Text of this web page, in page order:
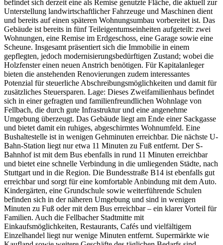
befindet sich derzeit eine als Remise genutzte Fläche, die aktuell zur
Unterstellung landwirtschaftlicher Fahrzeuge und Maschinen dient
und bereits auf einen späteren Wohnungsumbau vorbereitet ist. Das
Gebäude ist bereits in fünf Teileigentumseinheiten aufgeteilt: zwei
Wohnungen, eine Remise im Erdgeschoss, eine Garage sowie eine
Scheune. Insgesamt präsentiert sich die Immobilie in einem
gepflegten, jedoch modernisierungsbedürftigen Zustand; wobei die
Holzfenster einen neuen Anstrich benötigen. Für Kapitalanleger
bieten die anstehenden Renovierungen zudem interessantes
Potenzial für steuerliche Abschreibungsmöglichkeiten und damit für
zusätzliches Steuersparen. Lage: Dieses Zweifamilienhaus befindet
sich in einer gefragten und familienfreundlichen Wohnlage von
Fellbach, die durch gute Infrastruktur und eine angenehme
Umgebung überzeugt. Das Gebäude liegt am Ende einer Sackgasse
und bietet damit ein ruhiges, abgeschirmtes Wohnumfeld. Eine
Bushaltestelle ist in wenigen Gehminuten erreichbar. Die nächste U-
Bahn-Station liegt nur etwa 11 Minuten zu Fuß entfernt. Der S-
Bahnhof ist mit dem Bus ebenfalls in rund 11 Minuten erreichbar
und bietet eine schnelle Verbindung in die umliegenden Städte, nach
Stuttgart und in die Region. Die Bundesstraße B14 ist ebenfalls gut
erreichbar und sorgt für eine komfortable Anbindung mit dem Auto.
Kindergärten, eine Grundschule sowie weiterführende Schulen
befinden sich in der näheren Umgebung und sind in wenigen
Minuten zu Fuß oder mit dem Bus erreichbar – ein klarer Vorteil für
Familien. Auch die Fellbacher Stadtmitte mit
Einkaufsmöglichkeiten, Restaurants, Cafés und vielfältigem
Einzelhandel liegt nur wenige Minuten entfernt. Supermärkte wie